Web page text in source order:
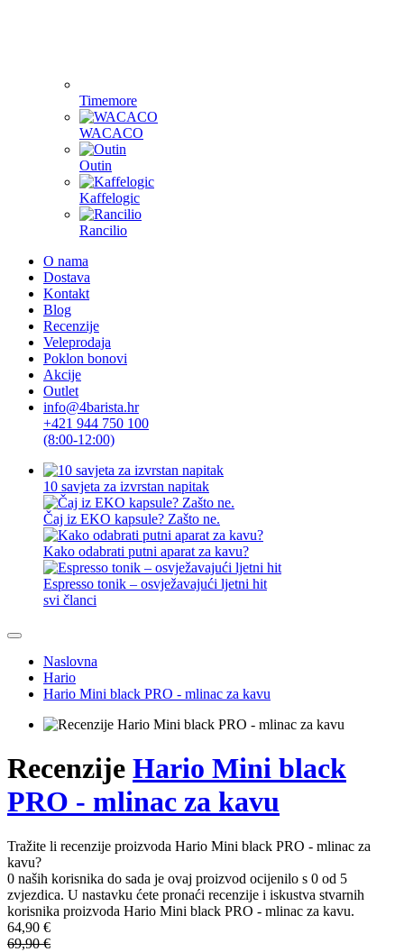
Timemore
WACACO
Outin
Kaffelogic
Rancilio
O nama
Dostava
Kontakt
Blog
Recenzije
Veleprodaja
Poklon bonovi
Akcije
Outlet
info@4barista.hr
+421 944 750 100
(8:00-12:00)
10 savjeta za izvrstan napitak
Čaj iz EKO kapsule? Zašto ne.
Kako odabrati putni aparat za kavu?
Espresso tonik – osvježavajući ljetni hit
svi članci
Naslovna
Hario
Hario Mini black PRO - mlinac za kavu
Recenzije Hario Mini black
PRO - mlinac za kavu
Tražite li recenzije proizvoda Hario Mini black PRO - mlinac za
kavu?
0 naših korisnika do sada je ovaj proizvod ocijenilo s 0 od 5
zvjezdica. U nastavku ćete pronaći recenzije i iskustva stvarnih
korisnika proizvoda Hario Mini black PRO - mlinac za kavu.
64,90 €
69,90 €